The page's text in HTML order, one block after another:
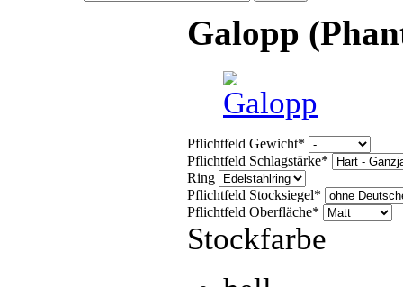
Galopp
Pflichtfeld Gewicht*
Pflichtfeld Schlagstärke*
Ring
Pflichtfeld Stocksiegel*
Pflichtfeld Oberfläche*
Stockfarbe